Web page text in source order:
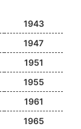
1943
1947
1951
1955
1961
1965